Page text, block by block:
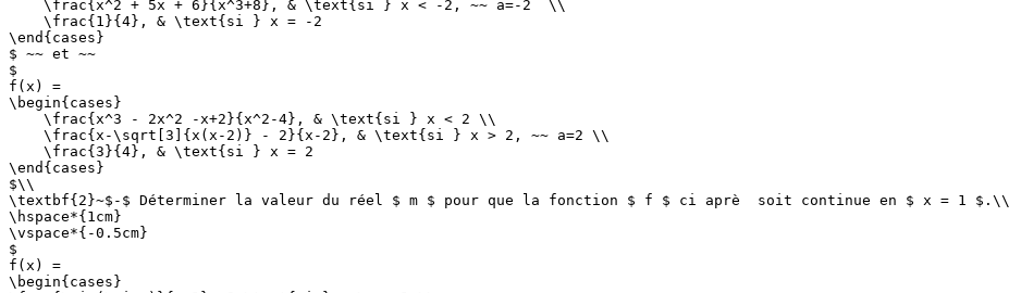
    \frac{x^2 + 5x + 6}{x^3+8}, & \text{si } x < -2, ~~ a=-2  \\
    \frac{1}{4}, & \text{si } x = -2
\end{cases}
$ ~~ et ~~
$
f(x) =
\begin{cases}
    \frac{x^3 - 2x^2 -x+2}{x^2-4}, & \text{si } x < 2 \\
    \frac{x-\sqrt[3]{x(x-2)} - 2}{x-2}, & \text{si } x > 2, ~~ a=2 \\
    \frac{3}{4}, & \text{si } x = 2
\end{cases}
$\\
\textbf{2}~$-$ Déterminer la valeur du réel $ m $ pour que la fonction $ f $ ci aprè  soit continue en $ x = 1 $.\\
\hspace*{1cm}
\vspace*{-0.5cm}
$
f(x) =
\begin{cases}